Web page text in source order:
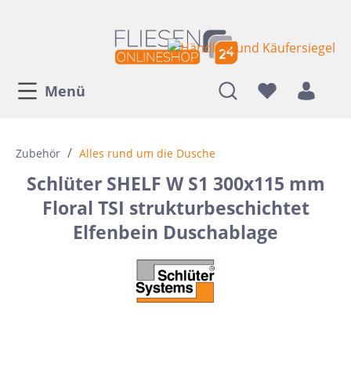
Menü
Zubehör / Alles rund um die Dusche
Schlüter SHELF W S1 300x115 mm
Floral TSI strukturbeschichtet
Elfenbein Duschablage